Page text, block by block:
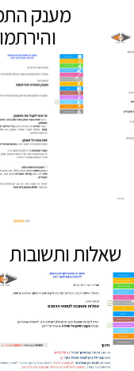
מענק
שאלות ותשובות